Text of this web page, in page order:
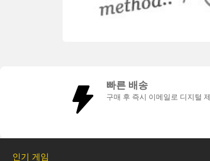
빠른 배송
구매 후 즉시 이메일로 디지털
인기 게임